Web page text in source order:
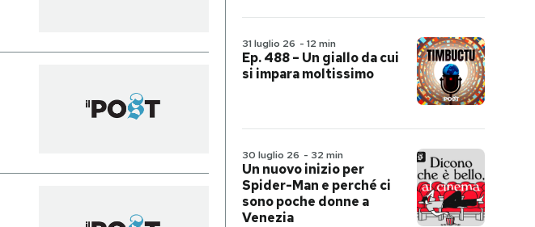
31 luglio 26 - 12 min
Ep. 488 – Un giallo da cui
si impara moltissimo
30 luglio 26 - 32 min
Un nuovo inizio per
Spider-Man e perché ci
sono poche donne a
Venezia